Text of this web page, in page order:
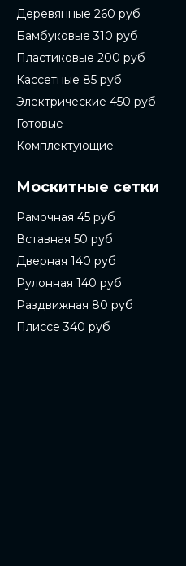
Деревянные 260 руб
Бамбуковые 310 руб
Пластиковые 200 руб
Кассетные 85 руб
Электрические 450 руб
Готовые
Комплектующие
Москитные сетки
Рамочная 45 руб
Вставная 50 руб
Дверная 140 руб
Рулонная 140 руб
Раздвижная 80 руб
Плиссе 340 руб